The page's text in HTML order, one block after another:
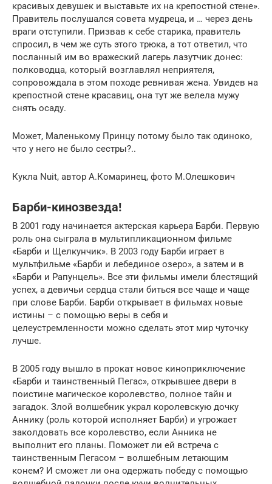
красивых девушек и выставьте их на крепостной стене».
Правитель послушался совета мудреца, и … через день
враги отступили. Призвав к себе старика, правитель
спросил, в чем же суть этого трюка, а тот ответил, что
посланный им во вражеский лагерь лазутчик донес:
полководца, который возглавлял неприятеля,
сопровождала в этом походе ревнивая жена. Увидев на
крепостной стене красавиц, она тут же велела мужу
снять осаду.
Может, Маленькому Принцу потому было так одиноко,
что у него не было сестры?..
Кукла Nuit, автор А.Комаринец, фото М.Олешкович
Барби-кинозвезда!
В 2001 году начинается актерская карьера Барби. Первую
роль она сыграла в мультипликационном фильме
«Барби и Щелкунчик». В 2003 году Барби играет в
мультфильме «Барби и лебединое озеро», а затем и в
«Барби и Рапунцель». Все эти фильмы имели блестящий
успех, а девичьи сердца стали биться все чаще и чаще
при слове Барби. Барби открывает в фильмах новые
истины – с помощью веры в себя и
целеустремленности можно сделать этот мир чуточку
лучше.
В 2005 году вышло в прокат новое киноприключение
«Барби и таинственный Пегас», открывшее двери в
поистине магическое королевство, полное тайн и
загадок. Злой волшебник украл королевскую дочку
Аннику (роль которой исполняет Барби) и угрожает
заколдовать все королевство, если Анника не
выполнит его планы. Поможет ли ей встреча с
таинственным Пегасом – волшебным летающим
конем? И сможет ли она одержать победу с помощью